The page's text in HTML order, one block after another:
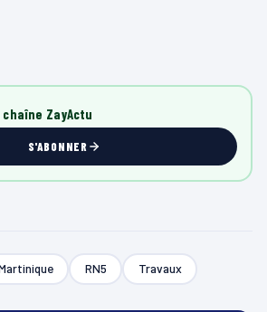
ZayActu
S'ABONNER
RN5 Travaux